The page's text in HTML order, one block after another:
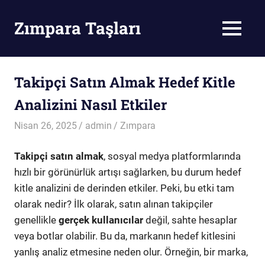
contentZımpara Taşları MENU
Takipçi Satın Almak Hedef Kitle
Analizini Nasıl Etkiler
Nisan 26, 2025 admin Zımpara
Takipçi satın almak, sosyal medya platformlarında
hızlı bir görünürlük artışı sağlarken, bu durum hedef
kitle analizini de derinden etkiler. Peki, bu etki tam
olarak nedir? İlk olarak, satın alınan takipçiler
genellikle gerçek kullanıcılar değil, sahte hesaplar
veya botlar olabilir. Bu da, markanın hedef kitlesini
yanlış analiz etmesine neden olur. Örneğin, bir marka,